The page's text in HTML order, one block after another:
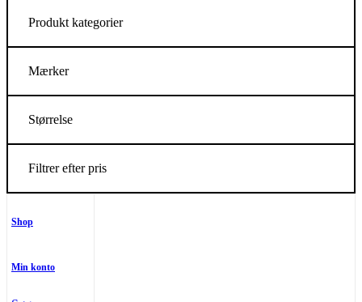
Produkt kategorier
Mærker
Størrelse
Filtrer efter pris
Shop
Min konto